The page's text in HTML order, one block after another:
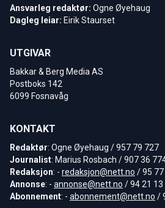
Ansvarleg redaktør: Ogne Øyehaug
Dagleg leiar: Eirik Staurset
UTGIVAR
Bakkar & Berg Media AS
Postboks 142
6099 Fosnavåg
KONTAKT
Redaktør: Ogne Øyehaug / 957 79 727
Journalist: Marius Rosbach / 907 36
Redaksjon: - redaksjon@nett.no / 95
Annonse: - annonse@nett.no / 94 21 13
Abonnement: - abonnement@nett.no /